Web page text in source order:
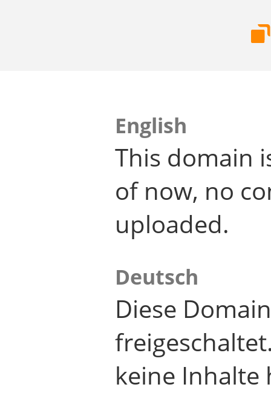
English
This domain
of now, no
uploaded.
Deutsch
Diese
keine Inhalte